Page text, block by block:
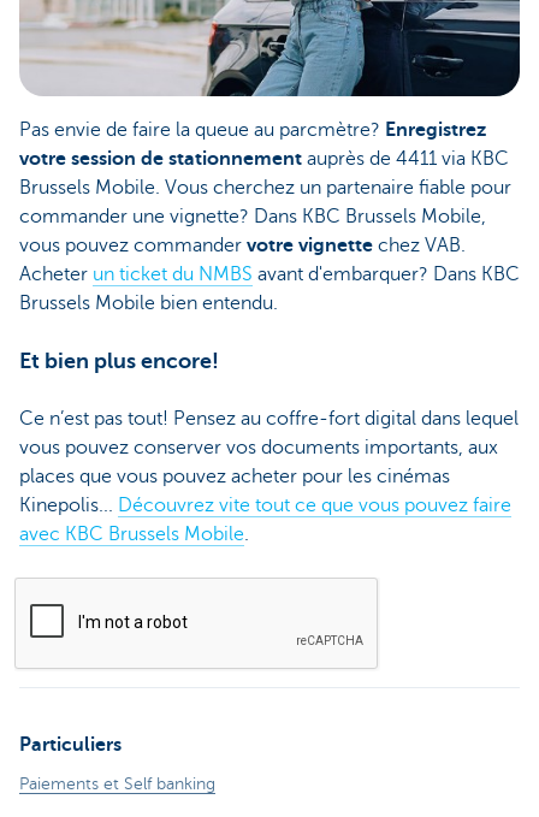
Pas envie de faire la queue au parcmètre? Enregistrez
votre session de stationnement auprès de 4411 via KBC
Brussels Mobile. Vous cherchez un partenaire fiable pour
commander une vignette? Dans KBC Brussels Mobile,
vous pouvez commander votre vignette chez VAB.
Acheter un ticket du NMBS avant d'embarquer? Dans KBC
Brussels Mobile bien entendu.
Et bien plus encore!
Ce n’est pas tout! Pensez au coffre-fort digital dans lequel
vous pouvez conserver vos documents importants, aux
places que vous pouvez acheter pour les cinémas
Kinepolis...
Découvrez vite tout ce que vous pouvez faire
avec KBC Brussels Mobile
Particuliers
Paiements et Self banking